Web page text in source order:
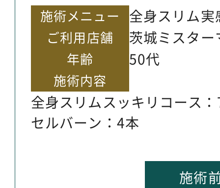
施術メニュー 全身スリム
ご利用店舗 茨城ミスタ
年齢 50代
施術内容
全身スリムスッキリコース
セルバーン：4本
施術